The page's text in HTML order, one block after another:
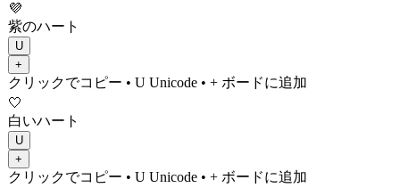
💜
紫のハート
U
+
クリックでコピー • U Unicode • + ボードに追加
🤍
白いハート
U
+
クリックでコピー • U Unicode • + ボードに追加